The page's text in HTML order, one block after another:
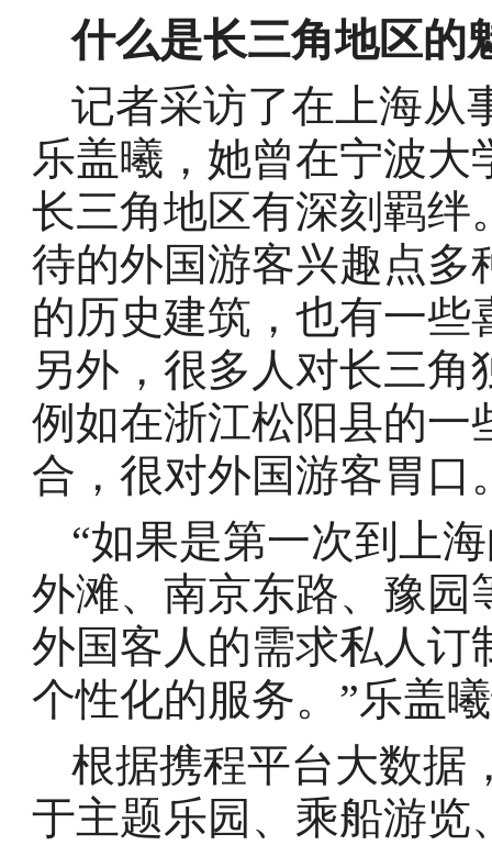
什么是长三角地区的
记者采访了在上海从
乐盖曦，她曾在宁波
长三角地区有深刻羁绊
待的外国游客兴趣点多
的历史建筑，也有一
另外，很多人对长三
例如在浙江松阳县的一
合，很对外国游客胃口
“如果是第一次到上
外滩、南京东路、豫园
外国客人的需求私人订
个性化的服务。”乐盖
根据携程平台大数据
于主题乐园、乘船游览